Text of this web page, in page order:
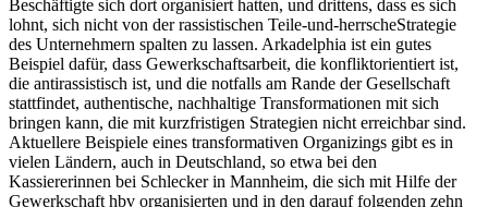
Beschäftigte sich dort organisiert hatten, und drittens, dass es sich
lohnt, sich nicht von der rassistischen Teile-und-herrscheStrategie
des Unternehmern spalten zu lassen. Arkadelphia ist ein gutes
Beispiel dafür, dass Gewerkschaftsarbeit, die konfliktorientiert ist,
die antirassistisch ist, und die notfalls am Rande der Gesellschaft
stattfindet, authentische, nachhaltige Transformationen mit sich
bringen kann, die mit kurzfristigen Strategien nicht erreichbar sind.
Aktuellere Beispiele eines transformativen Organizings gibt es in
vielen Ländern, auch in Deutschland, so etwa bei den
Kassiererinnen bei Schlecker in Mannheim, die sich mit Hilfe der
Gewerkschaft hbv organisierten und in den darauf folgenden zehn